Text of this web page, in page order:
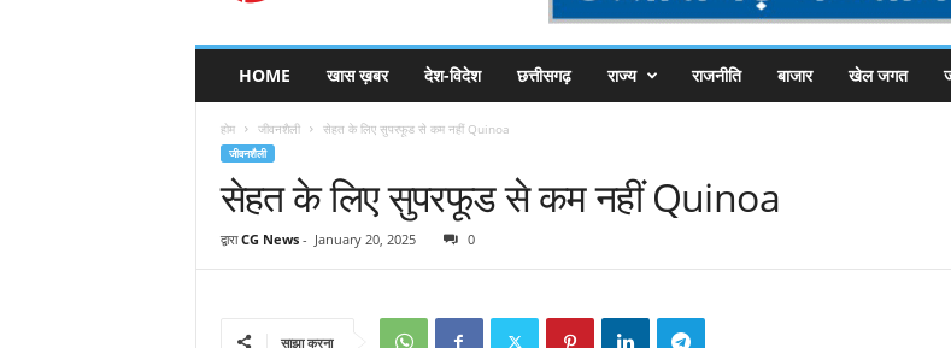
C
HOME खास ख़बर देश-विदेश छत्तीसगढ़ राज्य राजनीति बाजार खेल जगत
होम जीवनशैली सेहत के लिए सुपरफूड से कम नहीं Quinoa
जीवनशैली
सेहत के लिए सुपरफूड से कम नहीं Quinoa
द्वारा CG News- January 20, 2025 0
साझा करना